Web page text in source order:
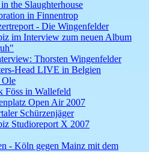
the Slaughterhouse
in Finnentrop
- Die Wingenfelder
im Interview zum neuen Album
Thorsten Wingenfelder
Head LIVE in Belgien
Ole
Föss in Wallefeld
Open Air 2007
Schürzenjäger
Studioreport X 2007
- Köln gegen Mainz mit dem